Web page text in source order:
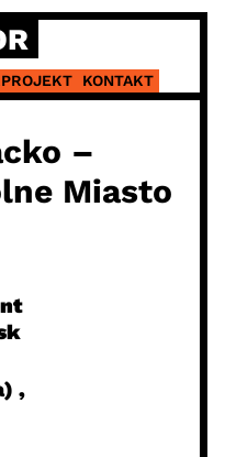
KONTAKT
–
Miasto
,